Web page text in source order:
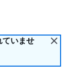
ていませ